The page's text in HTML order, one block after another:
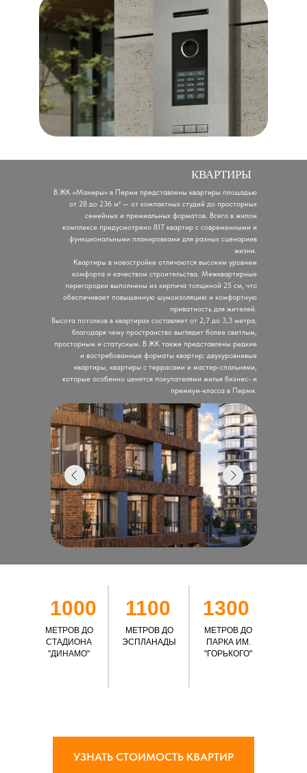
В ЖК «Манеры» в Перми представлены квартиры площадью
от 28 до 236 м² — от компактных студий до просторных
семейных и премиальных форматов. Всего в жилом
комплексе предусмотрено 817 квартир с современными и
функциональными планировками для разных сценариев
жизни.
Квартиры в новостройке отличаются высоким уровнем
комфорта и качеством строительства. Межквартирные
перегородки выполнены из кирпича толщиной 25 см, что
обеспечивает повышенную шумоизоляцию и комфортную
приватность для жителей.
Высота потолков в квартирах составляет от 2,7 до 3,3 метра,
благодаря чему пространство выглядит более светлым,
просторным и статусным. В ЖК также представлены редкие
и востребованные форматы квартир: двухуровневые
квартиры, квартиры с террасами и мастер-спальнями,
которые особенно ценятся покупателями жилья бизнес- и
премиум-класса в Перми.
КВАРТИРЫ
МЕТРОВ ДО
СТАДИОНА
"ДИНАМО"
МЕТРОВ ДО
ЭСПЛАНАДЫ
МЕТРОВ ДО
ПАРКА ИМ.
"ГОРЬКОГО"
1000 1100 1300
УЗНАТЬ СТОИМОСТЬ КВАРТИР